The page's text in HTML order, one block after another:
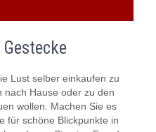
Lust selber einkaufen zu
nach Hause oder zu den
wollen. Machen Sie es
für schöne Blickpunkte in